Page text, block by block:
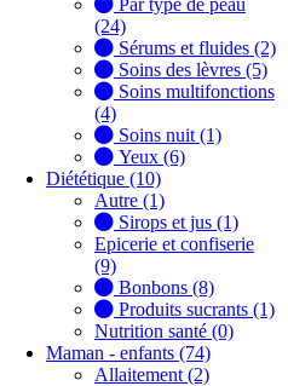
Par type de peau
(24)
Sérums et fluides (2)
Soins des lèvres (5)
Soins multifonctions
(4)
Soins nuit (1)
Yeux (6)
Diététique (10)
Autre (1)
Sirops et jus (1)
Epicerie et confiserie
(9)
Bonbons (8)
Produits sucrants (1)
Nutrition santé (0)
Maman - enfants (74)
Allaitement (2)